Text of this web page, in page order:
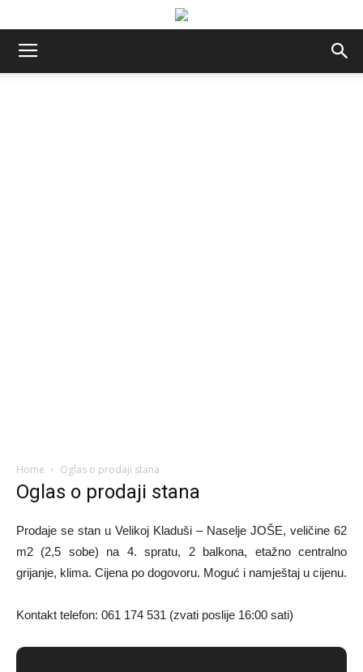
Home Oglas o prodaji stana
Oglas o prodaji stana
Prodaje se stan u Velikoj Kladuši – Naselje JOŠE, veličine 62
m2 (2,5 sobe) na 4. spratu, 2 balkona, etažno centralno
grijanje, klima. Cijena po dogovoru. Moguć i namještaj u cijenu.
Kontakt telefon: 061 174 531 (zvati poslije 16:00 sati)